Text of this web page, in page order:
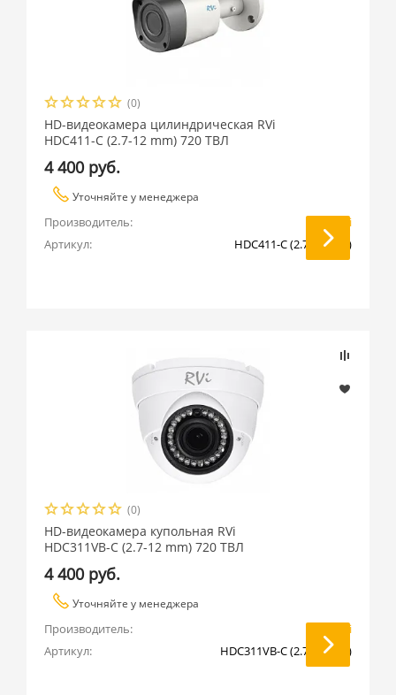
(0)
HD-видеокамера цилиндрическая RVi
HDC411-C (2.7-12 mm) 720 ТВЛ
4 400 руб.
Уточняйте у менеджера
Производитель:
RVi
Артикул:
HDC411-C (2.7-12 mm)
(0)
HD-видеокамера купольная RVi
HDC311VB-C (2.7-12 mm) 720 ТВЛ
4 400 руб.
Уточняйте у менеджера
Производитель:
RVi
Артикул:
HDC311VB-C (2.7-12 mm)